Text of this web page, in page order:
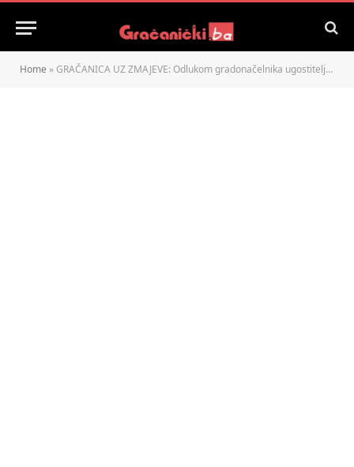
Home » GRAČANICA UZ ZMAJEVE: Odlukom gradonačelnika ugostiteljski objekti 2. jula rade do 6 sati ujutro!